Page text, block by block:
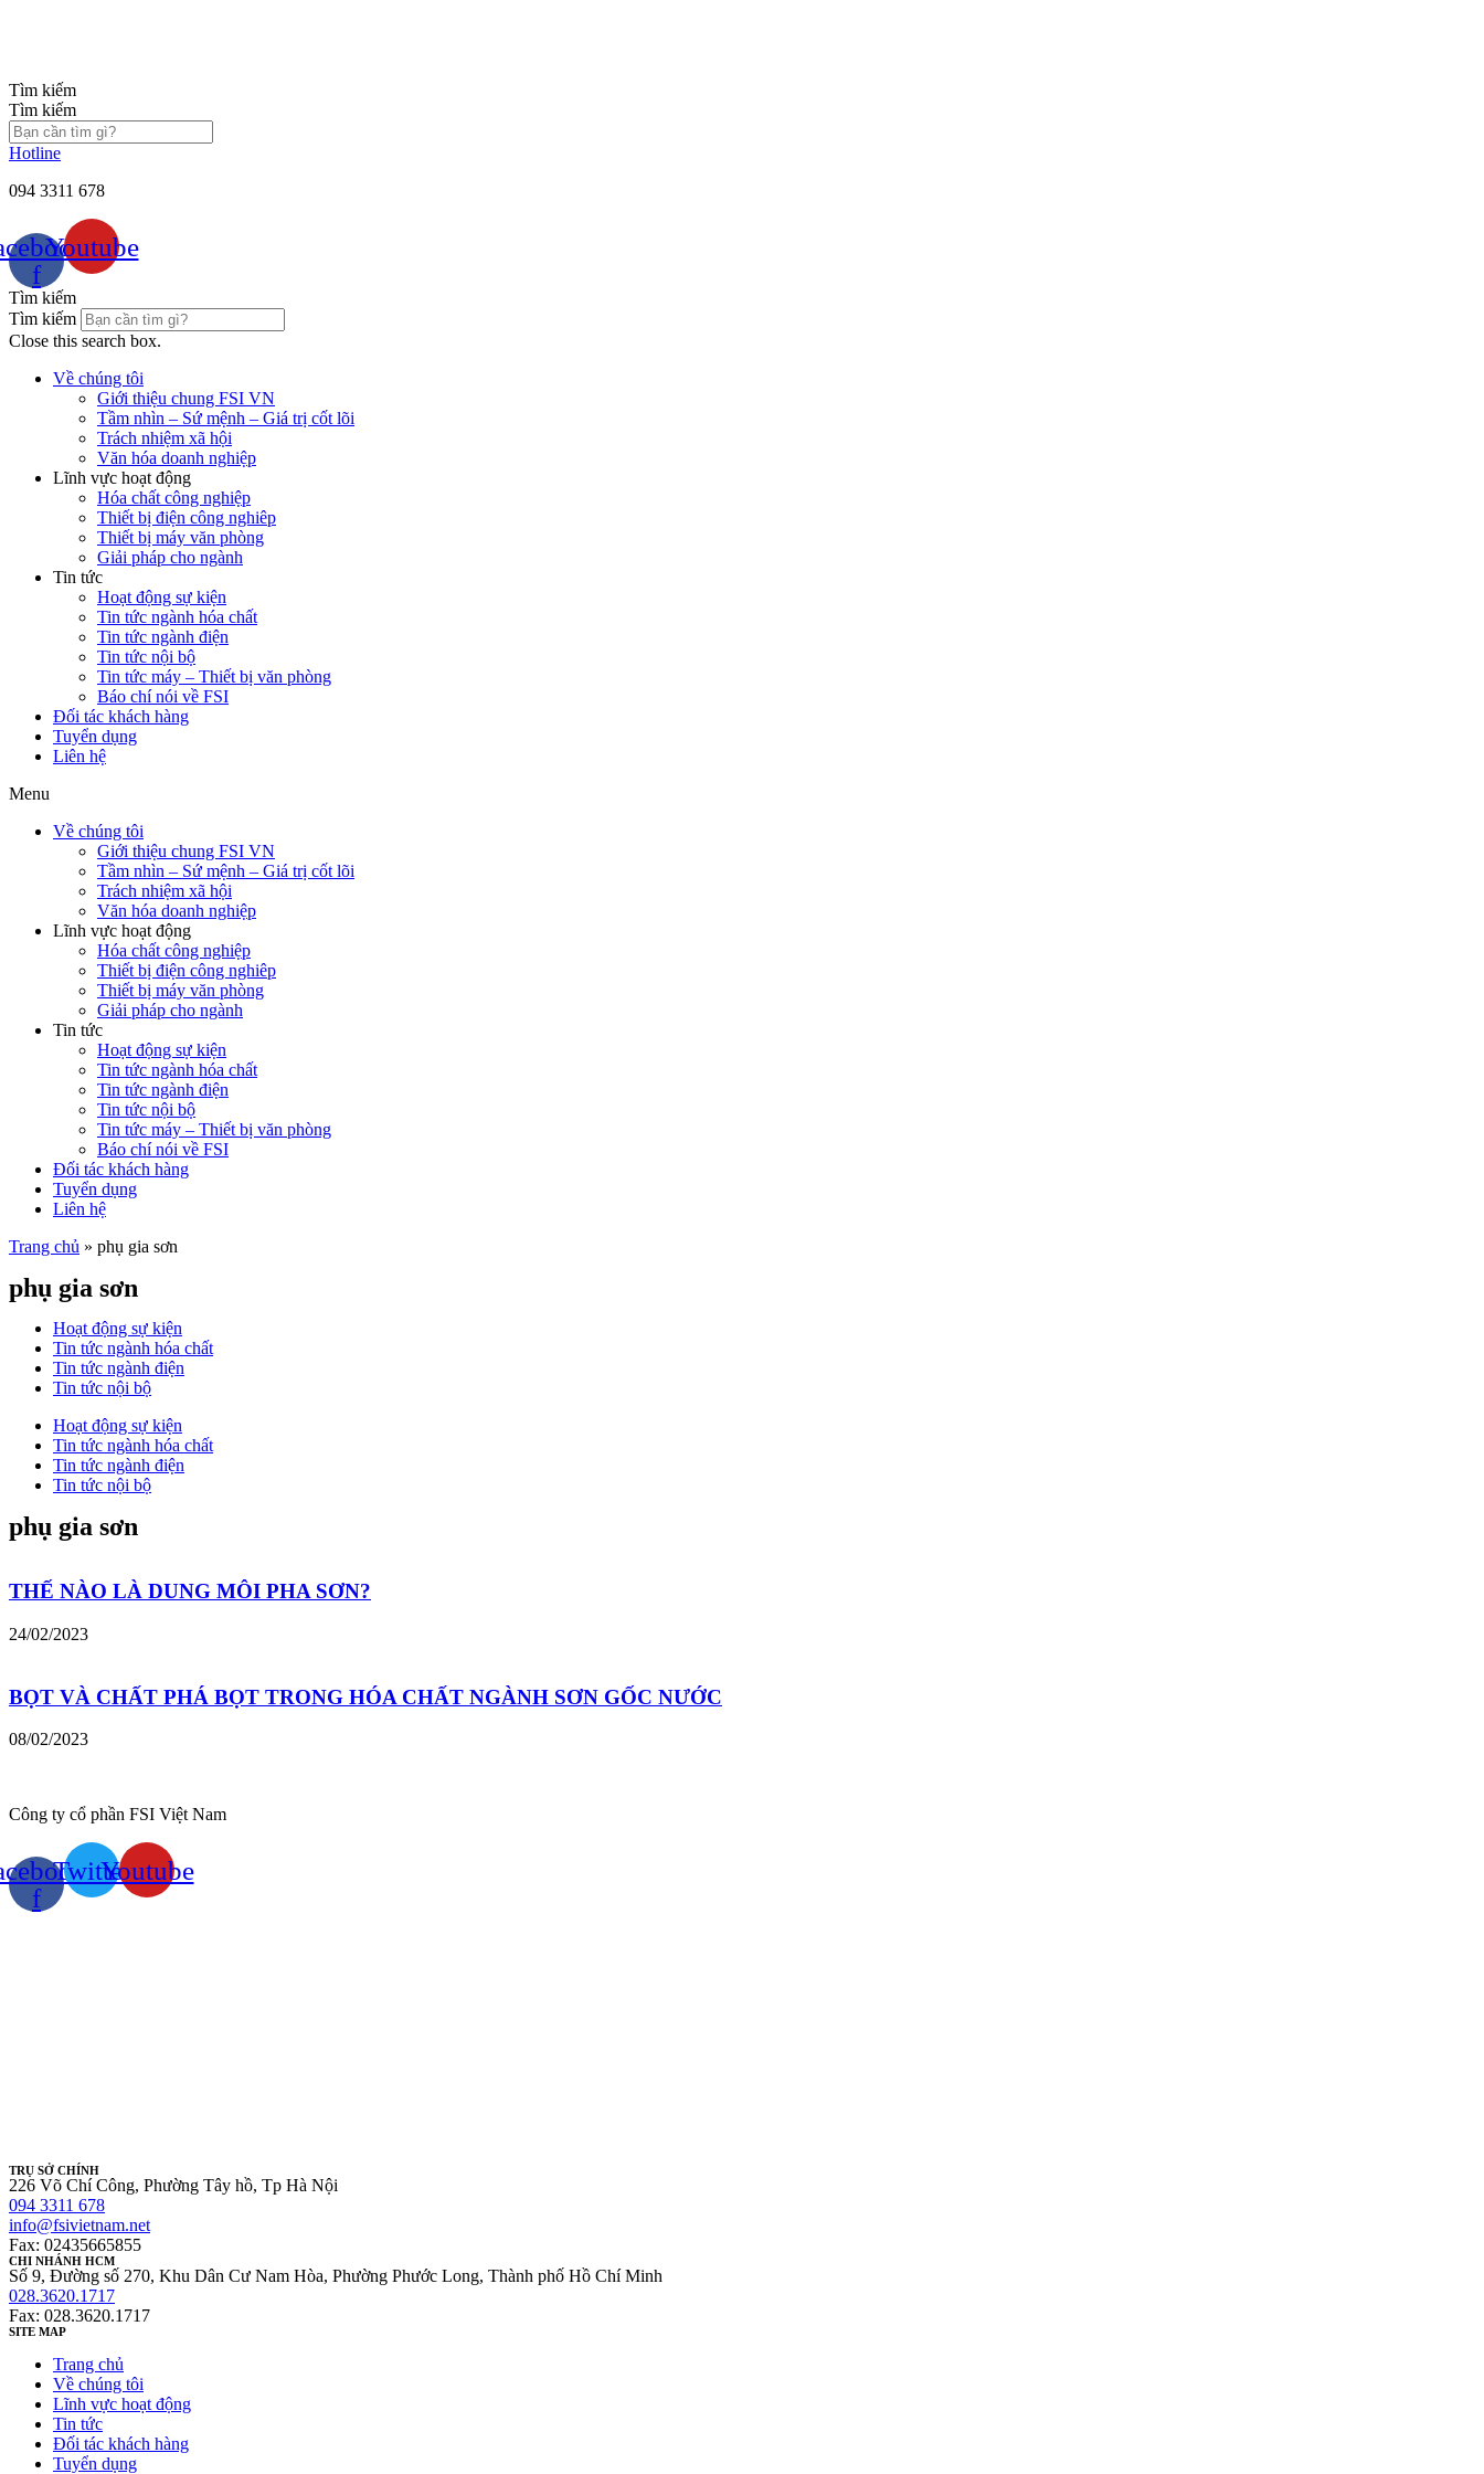
Tìm kiếm
Tìm kiếm
Hotline
094 3311 678
f
Youtube
Tìm kiếm
Tìm kiếm
Close this search box.
Về chúng tôi
Giới thiệu chung FSI VN
Tầm nhìn – Sứ mệnh – Giá trị cốt lõi
Trách nhiệm xã hội
Văn hóa doanh nghiệp
Lĩnh vực hoạt động
Hóa chất công nghiệp
Thiết bị điện công nghiêp
Thiết bị máy văn phòng
Giải pháp cho ngành
Tin tức
Hoạt động sự kiện
Tin tức ngành hóa chất
Tin tức ngành điện
Tin tức nội bộ
Tin tức máy – Thiết bị văn phòng
Báo chí nói về FSI
Đối tác khách hàng
Tuyển dụng
Liên hệ
Menu
Về chúng tôi
Giới thiệu chung FSI VN
Tầm nhìn – Sứ mệnh – Giá trị cốt lõi
Trách nhiệm xã hội
Văn hóa doanh nghiệp
Lĩnh vực hoạt động
Hóa chất công nghiệp
Thiết bị điện công nghiêp
Thiết bị máy văn phòng
Giải pháp cho ngành
Tin tức
Hoạt động sự kiện
Tin tức ngành hóa chất
Tin tức ngành điện
Tin tức nội bộ
Tin tức máy – Thiết bị văn phòng
Báo chí nói về FSI
Đối tác khách hàng
Tuyển dụng
Liên hệ
Trang chủ » phụ gia sơn
phụ gia sơn
Hoạt động sự kiện
Tin tức ngành hóa chất
Tin tức ngành điện
Tin tức nội bộ
Hoạt động sự kiện
Tin tức ngành hóa chất
Tin tức ngành điện
Tin tức nội bộ
phụ gia sơn
THẾ NÀO LÀ DUNG MÔI PHA SƠN?
24/02/2023
BỌT VÀ CHẤT PHÁ BỌT TRONG HÓA CHẤT NGÀNH SƠN GỐC NƯỚC
08/02/2023
Công ty cổ phần FSI Việt Nam
f
TwitterYoutube
TRỤ SỞ CHÍNH
226 Võ Chí Công, Phường Tây hồ, Tp Hà Nội
094 3311 678
info@fsivietnam.net
Fax: 02435665855
CHI NHÁNH HCM
Số 9, Đường số 270, Khu Dân Cư Nam Hòa, Phường Phước Long, Thành phố Hồ Chí Minh
028.3620.1717
Fax: 028.3620.1717
SITE MAP
Trang chủ
Về chúng tôi
Lĩnh vực hoạt động
Tin tức
Đối tác khách hàng
Tuyển dụng